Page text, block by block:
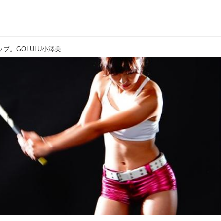
【飛ばし】1年間で飛距離50ヤードアップ。GOLULU小澤美奈瀬の開眼を特撮!